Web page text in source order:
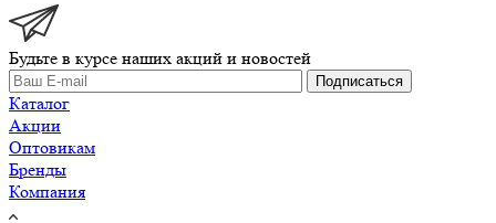
Будьте в курсе наших акций и новостей
Подписаться
Каталог
Акции
Оптовикам
Бренды
Компания